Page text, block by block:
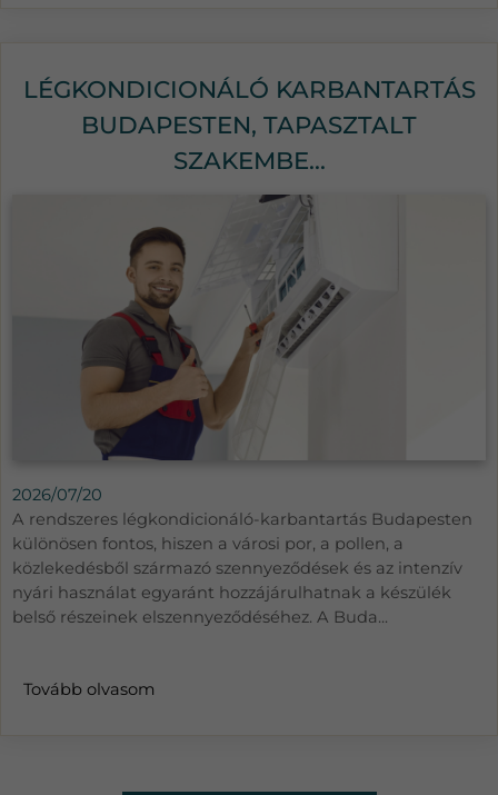
LÉGKONDICIONÁLÓ KARBANTARTÁS
BUDAPESTEN, TAPASZTALT
SZAKEMBE...
2026/07/20
A rendszeres légkondicionáló-karbantartás Budapesten
különösen fontos, hiszen a városi por, a pollen, a
közlekedésből származó szennyeződések és az intenzív
nyári használat egyaránt hozzájárulhatnak a készülék
belső részeinek elszennyeződéséhez. A Buda...
Tovább olvasom